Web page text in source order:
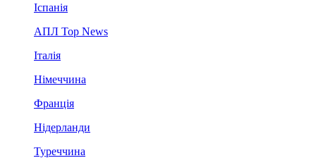
Іспанія
АПЛ Top News
Італія
Німеччина
Франція
Нідерланди
Туреччина